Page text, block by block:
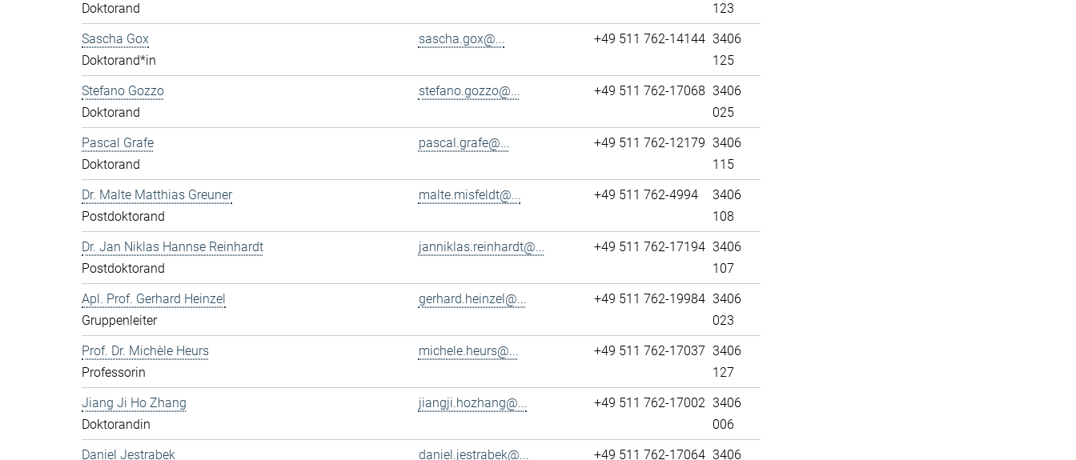
Doktorand
123
Sascha Gox
Doktorand*in
sascha.gox@... +49 511 762-14144 3406
125
Stefano Gozzo
Doktorand
stefano.gozzo@... +49 511 762-17068 3406
025
Pascal Grafe
Doktorand
pascal.grafe@... +49 511 762-12179 3406
115
Dr. Malte Matthias Greuner
Postdoktorand
malte.misfeldt@... +49 511 762-4994
3406
108
Dr. Jan Niklas Hannse Reinhardt
Postdoktorand
janniklas.reinhardt@... +49 511 762-17194 3406
107
Apl. Prof. Gerhard Heinzel
Gruppenleiter
gerhard.heinzel@... +49 511 762-19984 3406
023
Prof. Dr. Michèle Heurs
Professorin
michele.heurs@... +49 511 762-17037 3406
127
Jiang Ji Ho Zhang
Doktorandin
jiangji.hozhang@... +49 511 762-17002 3406
006
Daniel Jestrabek
daniel.jestrabek@... +49 511 762-17064 3406